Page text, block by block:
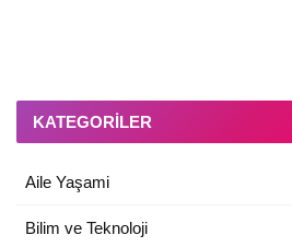
KATEGORILER
Aile Yaşami
Bilim ve Teknoloji